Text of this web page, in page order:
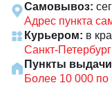
Самовывоз:
Адрес пункта
Курьером: в
Санкт-Петербург
Пункты
Более 10 000 по